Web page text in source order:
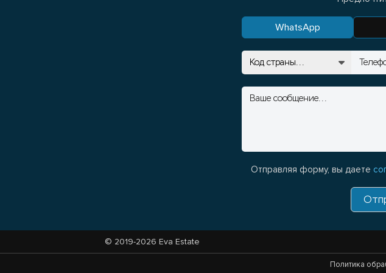
WhatsApp
Отправляя форму, вы даете
© 2019-2026 Eva Estate
Политика